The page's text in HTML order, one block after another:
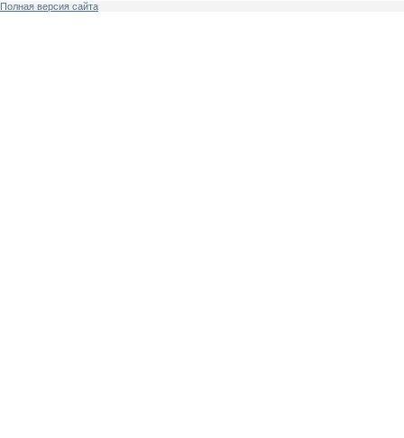
Полная версия сайта